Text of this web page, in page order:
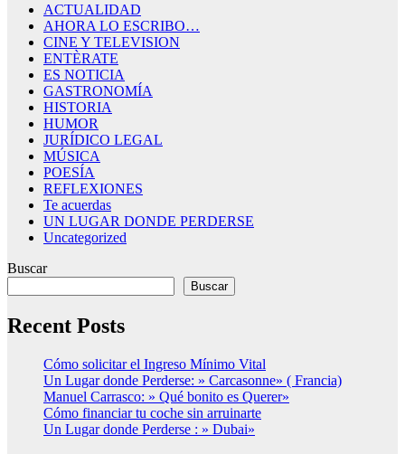
ACTUALIDAD
AHORA LO ESCRIBO…
CINE Y TELEVISION
ENTÈRATE
ES NOTICIA
GASTRONOMÍA
HISTORIA
HUMOR
JURÍDICO LEGAL
MÚSICA
POESÍA
REFLEXIONES
Te acuerdas
UN LUGAR DONDE PERDERSE
Uncategorized
Buscar
Buscar
Recent Posts
Cómo solicitar el Ingreso Mínimo Vital
Un Lugar donde Perderse: » Carcasonne» ( Francia)
Manuel Carrasco: » Qué bonito es Querer»
Cómo financiar tu coche sin arruinarte
Un Lugar donde Perderse : » Dubai»